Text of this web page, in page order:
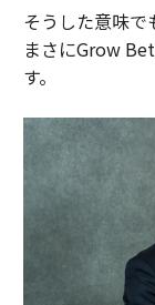
そうした意味
まさにGrow
す。